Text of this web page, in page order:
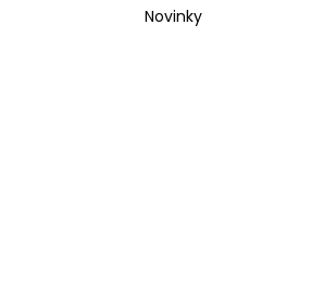
Novinky